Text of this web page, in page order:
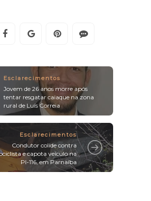
Esclarecimentos
Jovem de 26 anos morre após
tentar resgatar caiaque na zona
rural de Luís Correia
Esclarecimentos
Condutor colide contra
e capota veículo na
PI-116, em Parnaíba